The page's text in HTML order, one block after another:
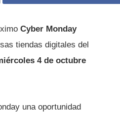
Cyber Monday
tiendas digitales del
4 de octubre
una oportunidad